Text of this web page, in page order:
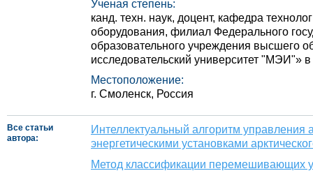
Ученая степень:
канд. техн. наук, доцент, кафедра
оборудования, филиал Федерального
образовательного учреждения высшего
исследовательский университет "МЭИ"»
Местоположение:
г. Смоленск, Россия
Все статьи
автора:
Интеллектуальный алгоритм
энергетическими установками
Метод классификации перемешивающих